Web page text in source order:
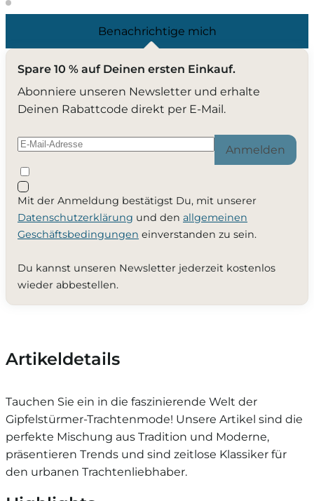
Benachrichtige mich
Spare 10 % auf Deinen ersten Einkauf.
Abonniere unseren Newsletter und erhalte
Deinen Rabattcode direkt per E-Mail.
Anmelden
Mit der Anmeldung bestätigst Du, mit unserer
Datenschutzerklärung und den allgemeinen
Geschäftsbedingungen einverstanden zu sein.
Du kannst unseren Newsletter jederzeit kostenlos
wieder abbestellen.
Artikeldetails
Tauchen Sie ein in die faszinierende Welt der
Gipfelstürmer-Trachtenmode! Unsere Artikel sind die
perfekte Mischung aus Tradition und Moderne,
präsentieren Trends und sind zeitlose Klassiker für
den urbanen Trachtenliebhaber.